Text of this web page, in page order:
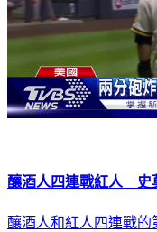
釀酒人四連戰紅人 史
釀酒人和紅人四連戰